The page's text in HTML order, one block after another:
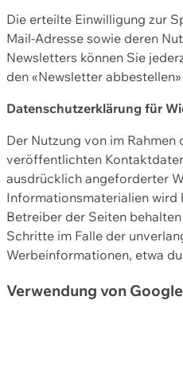
Die erteilte Einwilligung zur
Mail-Adresse sowie deren
Newsletters können Sie
den «Newsletter
Datenschutzerklärung für
Der Nutzung von im
veröffentlichten
ausdrücklich angeforderter
Informationsmaterialien wird
Betreiber der Seiten
Schritte im Falle der
Werbeinformationen, etwa
Verwendung von Google